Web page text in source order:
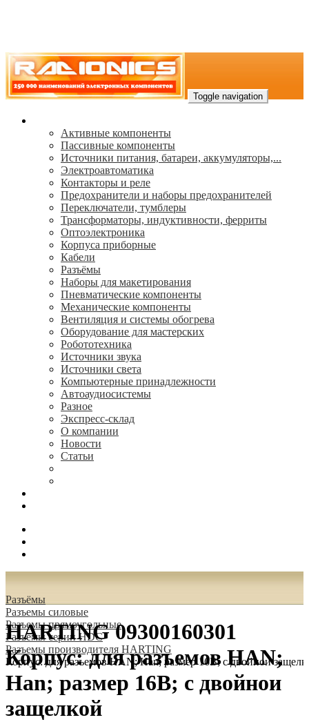
Toggle navigation
Активные компоненты
Пассивные компоненты
Источники питания, батареи, аккумуляторы,...
Электроавтоматика
Контакторы и реле
Предохранители и наборы предохранителей
Переключатели, тумблеры
Трансформаторы, индуктивности, ферриты
Oптоэлектроника
Корпуса приборные
Кабели
Разъёмы
Наборы для макетирования
Пневматические компоненты
Механические компоненты
Вентиляция и системы обогрева
Оборудование для мастерских
Робототехника
Источники звука
Источники света
Компьютерные принадлежности
Автоаудиосистемы
Разное
Экспресс-склад
О компании
Новости
Статьи
Разъёмы
Разъeмы силовые
Разъeмы прямоугольные
Разъeмы серии HDC
Разъeмы производителя HARTING
Корпус: для разъемов HAN; Han; размер 16В; с двойнои
HARTING 09300160301
Корпус: для разъемов HAN;
Han; размер 16В; с двойнои
защелкой